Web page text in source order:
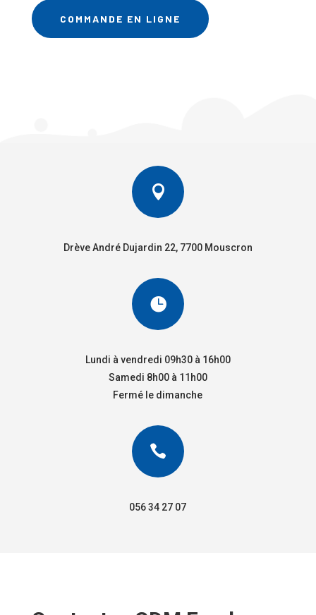
COMMANDE EN LIGNE

Drève André Dujardin 22, 7700 Mouscron

Lundi à vendredi 09h30 à 16h00
Samedi 8h00 à 11h00
Fermé le dimanche

056 34 27 07